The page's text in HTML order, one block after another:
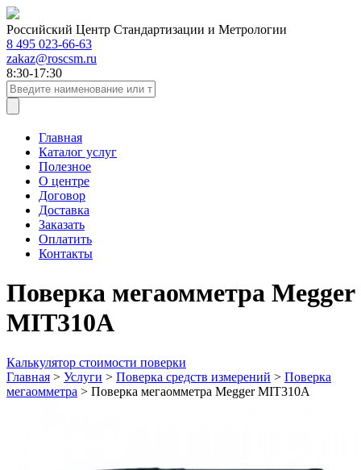
Российский Центр Стандартизации и Метрологии
8 495 023-66-63
zakaz@roscsm.ru
8:30-17:30
Главная
Каталог услуг
Полезное
О центре
Договор
Доставка
Заказать
Оплатить
Контакты
Поверка мегаомметра Megger
MIT310A
Калькулятор стоимости поверки
Главная > Услуги > Поверка средств измерений > Поверка
мегаомметра > Поверка мегаомметра Megger MIT310A